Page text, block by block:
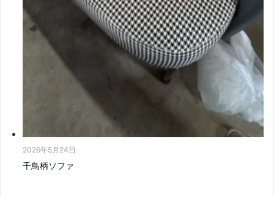
2026年5月24日
千鳥柄ソファ